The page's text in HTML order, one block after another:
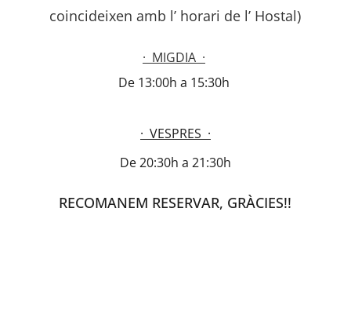
coincideixen amb l’ horari de l’ Hostal)
· MIGDIA ·
De 13:00h a 15:30h
· VESPRES ·
De 20:30h a 21:30h
RECOMANEM RESERVAR, GRÀCIES!!